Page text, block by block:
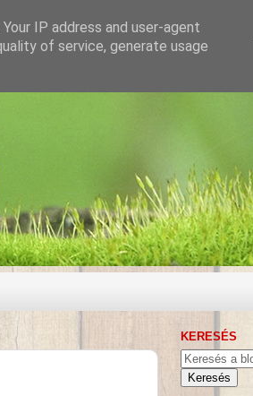
KERESÉS
IP address and user-agent
of service, generate usage